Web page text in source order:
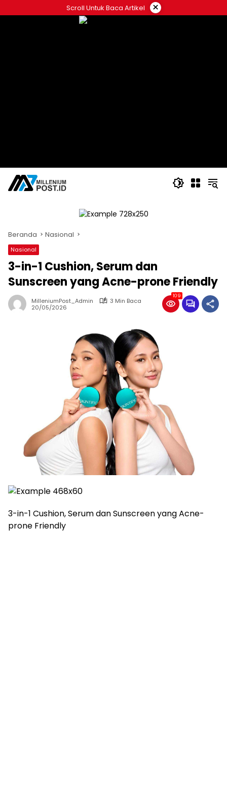
ke
Scroll Untuk Baca Artikel ×
Beranda Nasional
Nasional
3-in-1 Cushion, Serum dan
Sunscreen yang Acne-prone Friendly
MilleniumPost_Admin
3 Min Baca
20/05/2026
109
3-in-1 Cushion, Serum dan Sunscreen yang Acne-
prone Friendly